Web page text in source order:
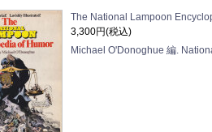
The National Lampoon
3,300円(税込)
Michael O'Donoghue 編.